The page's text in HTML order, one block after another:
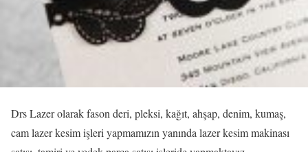
Drs Lazer olarak fason deri, pleksi, kağıt, ahşap, denim, kumaş,
cam lazer kesim işleri yapmamızın yanında lazer kesim makinası